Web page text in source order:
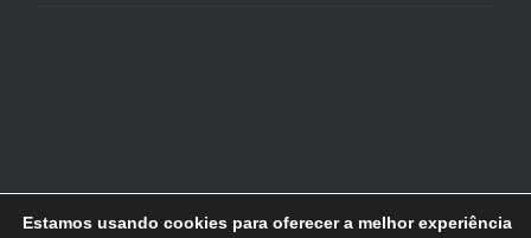
Estamos usando cookies para oferecer a melhor experiência